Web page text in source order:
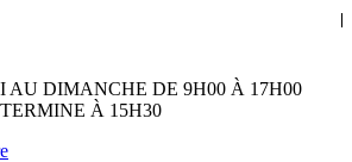
AU DIMANCHE DE 9H00 À 17H00
À 15H30